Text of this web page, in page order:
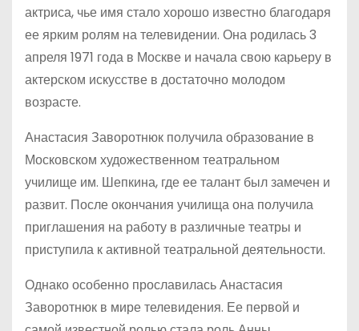
актриса, чье имя стало хорошо известно благодаря
ее ярким ролям на телевидении. Она родилась 3
апреля 1971 года в Москве и начала свою карьеру в
актерском искусстве в достаточно молодом
возрасте.
Анастасия Заворотнюк получила образование в
Московском художественном театральном
училище им. Шепкина, где ее талант был замечен и
развит. После окончания училища она получила
приглашения на работу в различные театры и
приступила к активной театральной деятельности.
Однако особенно прославилась Анастасия
Заворотнюк в мире телевидения. Ее первой и